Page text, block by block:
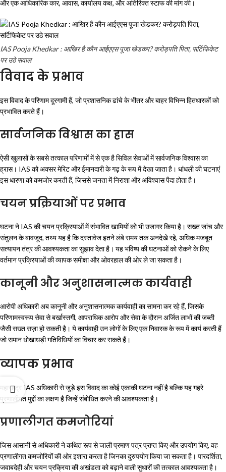
और एक आधिकारिक कार, आवास, कार्यालय कक्ष, और अतिरिक्त स्टाफ की मांग की।
IAS Pooja Khedkar : आखिर है कौन आईएएस पूजा खेडकर? करोड़पति पिता, सर्टिफिकेट
पर उठे सवाल
विवाद के प्रभाव
इस विवाद के परिणाम दूरगामी हैं, जो प्रशासनिक ढांचे के भीतर और बाहर विभिन्न हितधारकों को
प्रभावित करते हैं।
सार्वजनिक विश्वास का ह्रास
ऐसी खुलासों के सबसे तत्काल परिणामों में से एक है सिविल सेवाओं में सार्वजनिक विश्वास का
ह्रास। IAS को अक्सर मेरिट और ईमानदारी के गढ़ के रूप में देखा जाता है। धांधली की घटनाएं
इस धारणा को कमजोर करती हैं, जिससे जनता में निराशा और अविश्वास पैदा होता है।
चयन प्रक्रियाओं पर प्रभाव
घटना ने IAS की चयन प्रक्रियाओं में संभावित खामियों को भी उजागर किया है। सख्त जांच और
संतुलन के बावजूद, तथ्य यह है कि दस्तावेज इतने लंबे समय तक अनदेखे रहे, अधिक मजबूत
सत्यापन तंत्र की आवश्यकता का सुझाव देता है। यह भविष्य की घटनाओं को रोकने के लिए
वर्तमान प्रक्रियाओं की व्यापक समीक्षा और ओवरहाल की ओर ले जा सकता है।
कानूनी और अनुशासनात्मक कार्यवाही
आरोपी अधिकारी अब कानूनी और अनुशासनात्मक कार्यवाही का सामना कर रहे हैं, जिसके
परिणामस्वरूप सेवा से बर्खास्तगी, आपराधिक आरोप और सेवा के दौरान अर्जित लाभों की जब्ती
जैसी सख्त सज़ा हो सकती है। ये कार्यवाही उन लोगों के लिए एक निवारक के रूप में कार्य करती हैं
जो समान धोखाधड़ी गतिविधियों का विचार कर सकते हैं।
व्यापक प्रभाव
महाराष्ट्र IAS अधिकारी से जुड़े इस विवाद का कोई एकाकी घटना नहीं है बल्कि यह गहरे
प्रणालीगत मुद्दों का लक्षण है जिन्हें संबोधित करने की आवश्यकता है।
प्रणालीगत कमजोरियां
जिस आसानी से अधिकारी ने कथित रूप से जाली प्रमाण पत्र प्राप्त किए और उपयोग किए, वह
प्रणालीगत कमजोरियों की ओर इशारा करता है जिनका दुरुपयोग किया जा सकता है। पारदर्शिता,
जवाबदेही और चयन प्रक्रिया की अखंडता को बढ़ाने वाली सुधारों की तत्काल आवश्यकता है।